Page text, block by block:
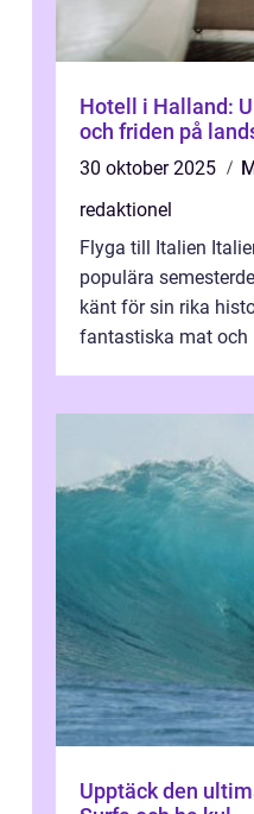
Hotell i Halland:
och friden på
30 oktober 2025
redaktionel
Flyga till Italien
populära
känt för sin rika
fantastiska mat och
Upptäck den